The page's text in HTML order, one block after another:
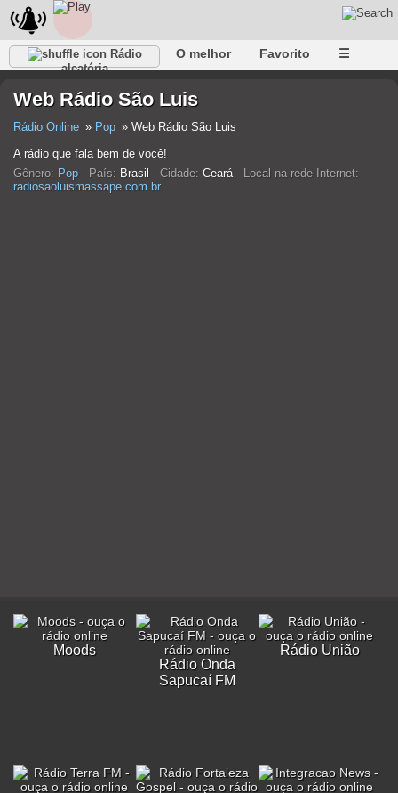
Rádio
aleatória
O melhor Favorito ☰
Web Rádio São Luis
Rádio Online Pop
Web Rádio São Luis
A rádio que fala bem de você!
Gênero: Pop País: Brasil Cidade: Ceará
Local na rede Internet:
radiosaoluismassape.com.br
Moods
Rádio Onda
Sapucaí FM
Rádio União